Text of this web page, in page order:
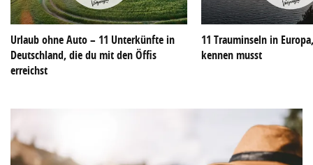
Urlaub ohne Auto – 11 Unterkünfte in
Deutschland, die du mit den Öffis
erreichst
11 Trauminseln in
kennen musst